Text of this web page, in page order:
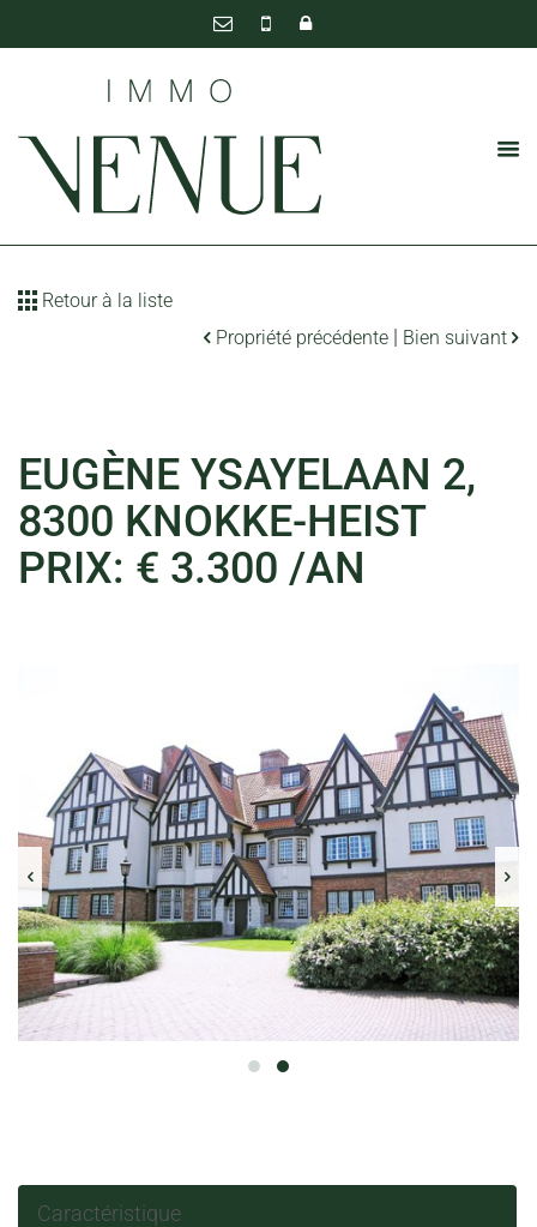
Retour à la liste
Propriété précédente | Bien suivant
EUGÈNE YSAYELAAN 2,
8300 KNOKKE-HEIST
PRIX: € 3.300 /AN
Caractéristique